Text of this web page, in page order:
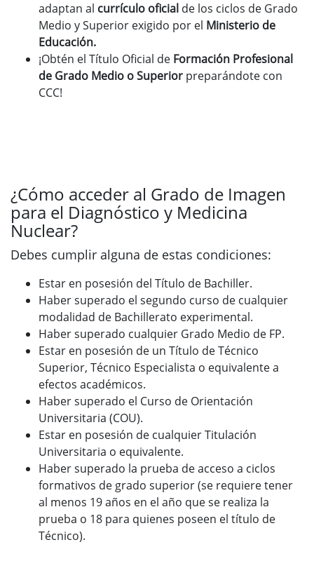
adaptan al currículo oficial de los ciclos de Grado
Medio y Superior exigido por el Ministerio de
Educación.
¡Obtén el Título Oficial de Formación Profesional
de Grado Medio o Superior preparándote con
CCC!
¿Cómo acceder al Grado de Imagen
para el Diagnóstico y Medicina
Nuclear?
Debes cumplir alguna de estas condiciones:
Estar en posesión del Título de Bachiller.
Haber superado el segundo curso de cualquier
modalidad de Bachillerato experimental.
Haber superado cualquier Grado Medio de FP.
Estar en posesión de un Título de Técnico
Superior, Técnico Especialista o equivalente a
efectos académicos.
Haber superado el Curso de Orientación
Universitaria (COU).
Estar en posesión de cualquier Titulación
Universitaria o equivalente.
Haber superado la prueba de acceso a ciclos
formativos de grado superior (se requiere tener
al menos 19 años en el año que se realiza la
prueba o 18 para quienes poseen el título de
Técnico).